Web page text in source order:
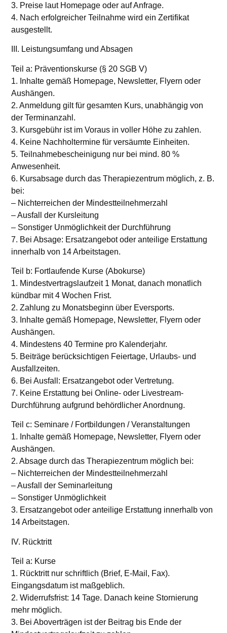
3. Preise laut Homepage oder auf Anfrage.
4. Nach erfolgreicher Teilnahme wird ein Zertifikat
ausgestellt.
III. Leistungsumfang und Absagen
Teil a: Präventionskurse (§ 20 SGB V)
1. Inhalte gemäß Homepage, Newsletter, Flyern oder
Aushängen.
2. Anmeldung gilt für gesamten Kurs, unabhängig von
der Terminanzahl.
3. Kursgebühr ist im Voraus in voller Höhe zu zahlen.
4. Keine Nachholtermine für versäumte Einheiten.
5. Teilnahmebescheinigung nur bei mind. 80 %
Anwesenheit.
6. Kursabsage durch das Therapiezentrum möglich, z. B.
bei:
– Nichterreichen der Mindestteilnehmerzahl
– Ausfall der Kursleitung
– Sonstiger Unmöglichkeit der Durchführung
7. Bei Absage: Ersatzangebot oder anteilige Erstattung
innerhalb von 14 Arbeitstagen.
Teil b: Fortlaufende Kurse (Abokurse)
1. Mindestvertragslaufzeit 1 Monat, danach monatlich
kündbar mit 4 Wochen Frist.
2. Zahlung zu Monatsbeginn über Eversports.
3. Inhalte gemäß Homepage, Newsletter, Flyern oder
Aushängen.
4. Mindestens 40 Termine pro Kalenderjahr.
5. Beiträge berücksichtigen Feiertage, Urlaubs- und
Ausfallzeiten.
6. Bei Ausfall: Ersatzangebot oder Vertretung.
7. Keine Erstattung bei Online- oder Livestream-
Durchführung aufgrund behördlicher Anordnung.
Teil c: Seminare / Fortbildungen / Veranstaltungen
1. Inhalte gemäß Homepage, Newsletter, Flyern oder
Aushängen.
2. Absage durch das Therapiezentrum möglich bei:
– Nichterreichen der Mindestteilnehmerzahl
– Ausfall der Seminarleitung
– Sonstiger Unmöglichkeit
3. Ersatzangebot oder anteilige Erstattung innerhalb von
14 Arbeitstagen.
IV. Rücktritt
Teil a: Kurse
1. Rücktritt nur schriftlich (Brief, E-Mail, Fax).
Eingangsdatum ist maßgeblich.
2. Widerrufsfrist: 14 Tage. Danach keine Stornierung
mehr möglich.
3. Bei Aboverträgen ist der Beitrag bis Ende der